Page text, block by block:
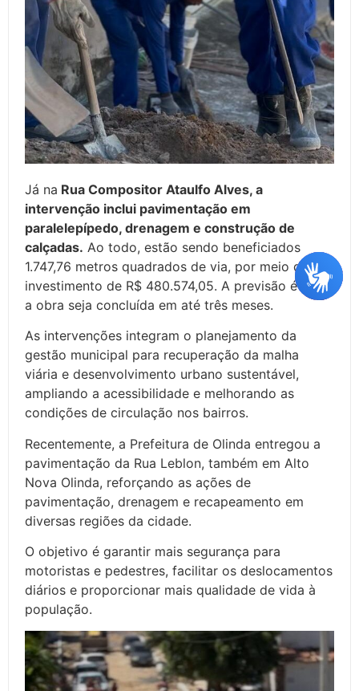
Já na Rua Compositor Ataulfo Alves, a
intervenção inclui pavimentação em
paralelepípedo, drenagem e construção de
calçadas. Ao todo, estão sendo beneficiados
1.747,76 metros quadrados de via, por meio de um
investimento de R$ 480.574,05. A previsão é que
a obra seja concluída em até três meses.
As intervenções integram o planejamento da
gestão municipal para recuperação da malha
viária e desenvolvimento urbano sustentável,
ampliando a acessibilidade e melhorando as
condições de circulação nos bairros.
Recentemente, a Prefeitura de Olinda entregou a
pavimentação da Rua Leblon, também em Alto
Nova Olinda, reforçando as ações de
pavimentação, drenagem e recapeamento em
diversas regiões da cidade.
O objetivo é garantir mais segurança para
motoristas e pedestres, facilitar os deslocamentos
diários e proporcionar mais qualidade de vida à
população.